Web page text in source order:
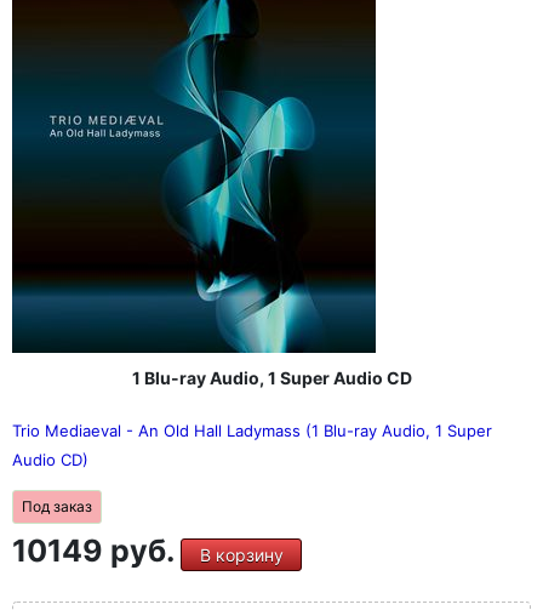
1 Blu-ray Audio, 1 Super Audio CD
Trio Mediaeval - An Old Hall Ladymass (1 Blu-ray Audio, 1 Super
Audio CD)
Под заказ
10149 руб. В корзину